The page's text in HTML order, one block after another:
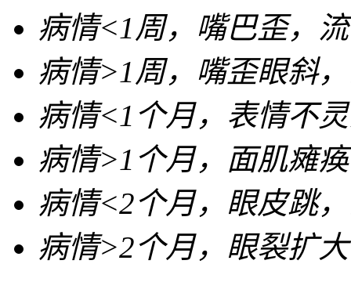
病情<1周，嘴巴歪，
病情>1周，嘴歪眼斜
病情<1个月，表情不
病情>1个月，面肌瘫
病情<2个月，眼皮跳
病情>2个月，眼裂扩